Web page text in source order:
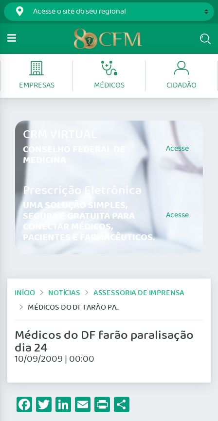
EMPRESAS MÉDICOS CIDADÃO
CRM VIRTUAL
CONSELHO FEDERAL DE
MEDICINA
Acesse
Prescrição Eletrônica
UMA SOLUÇÃO SIMPLES,
SEGURA E GRATUITA PARA
CONECTAR MÉDICOS,
PACIENTES E FARMACÊUTICOS.
Acesse
INÍCIO NOTÍCIAS
ASSESSORIA DE IMPRENSA
MÉDICOS DO DF FARÃO PARALISAÇÃO DIA 24
Médicos do DF farão paralisação
dia 24
10/09/2009 | 00:00
Facebook
Twitter
LinkedIn
Email
Print